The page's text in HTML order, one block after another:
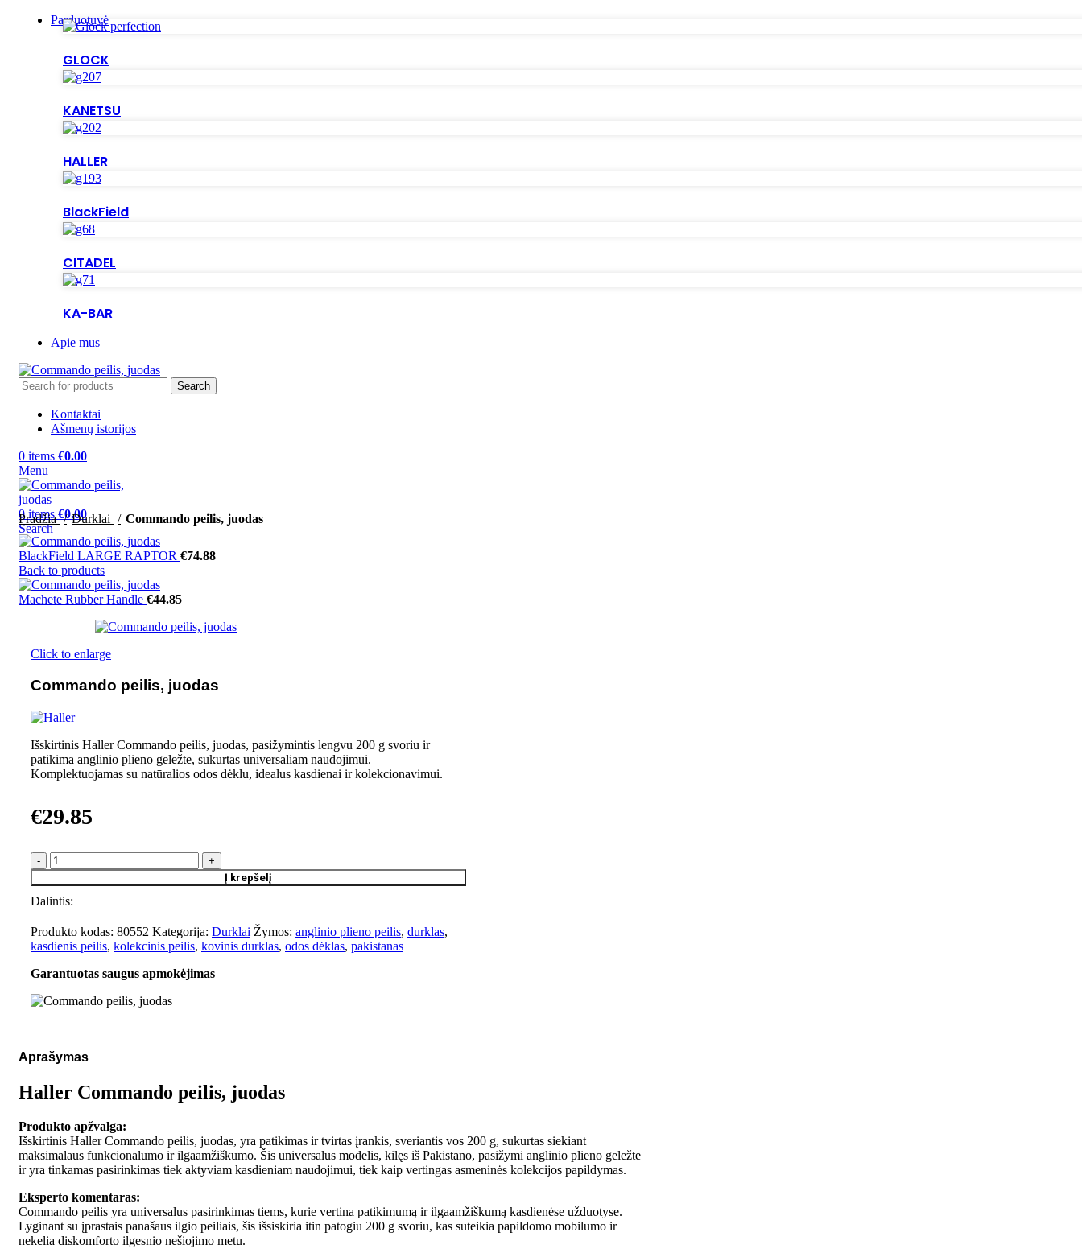
Parduotuvė
GLOCK
KANETSU
HALLER
BlackField
CITADEL
KA-BAR
Apie mus
Search
Kontaktai
Ašmenų istorijos
0 items €0.00
Menu
0items €0.00
Search
Pradžia Durklai Commando peilis, juodas
BlackField LARGE RAPTOR €74.88
Back to products
Machete Rubber Handle €44.85
Click to enlarge
Commando peilis, juodas
Išskirtinis Haller Commando peilis, juodas, pasižymintis lengvu 200 g svoriu ir
patikima anglinio plieno geležte, sukurtas universaliam naudojimui.
Komplektuojamas su natūralios odos dėklu, idealus kasdienai ir kolekcionavimui.
€29.85
produkto
kiekis:
Commando
peilis,
Į krepšelį
Dalintis:
Produkto kodas: 80552 Kategorija: Durklai Žymos: anglinio plieno peilis, durklas,
kasdienis peilis, kolekcinis peilis, kovinis durklas, odos dėklas, pakistanas
Garantuotas saugus apmokėjimas
Aprašymas
Haller Commando peilis, juodas
Produkto apžvalga:
Išskirtinis Haller Commando peilis, juodas, yra patikimas ir tvirtas įrankis, sveriantis vos 200 g, sukurtas siekiant
maksimalaus funkcionalumo ir ilgaamžiškumo. Šis universalus modelis, kilęs iš Pakistano, pasižymi anglinio plieno geležte
ir yra tinkamas pasirinkimas tiek aktyviam kasdieniam naudojimui, tiek kaip vertingas asmeninės kolekcijos papildymas.
Eksperto komentaras:
Commando peilis yra universalus pasirinkimas tiems, kurie vertina patikimumą ir ilgaamžiškumą kasdienėse užduotyse.
Lyginant su įprastais panašaus ilgio peiliais, šis išsiskiria itin patogiu 200 g svoriu, kas suteikia papildomo mobilumo ir
nekelia diskomforto ilgesnio nešiojimo metu.